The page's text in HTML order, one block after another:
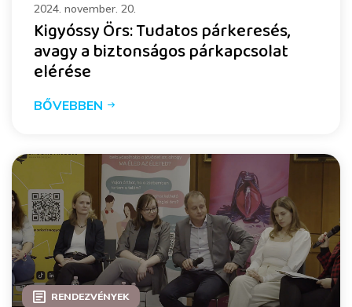
2024. november. 20.
Kigyóssy Örs: Tudatos párkeresés,
avagy a biztonságos párkapcsolat
elérése
BŐVEBBEN
RENDEZVÉNYEK